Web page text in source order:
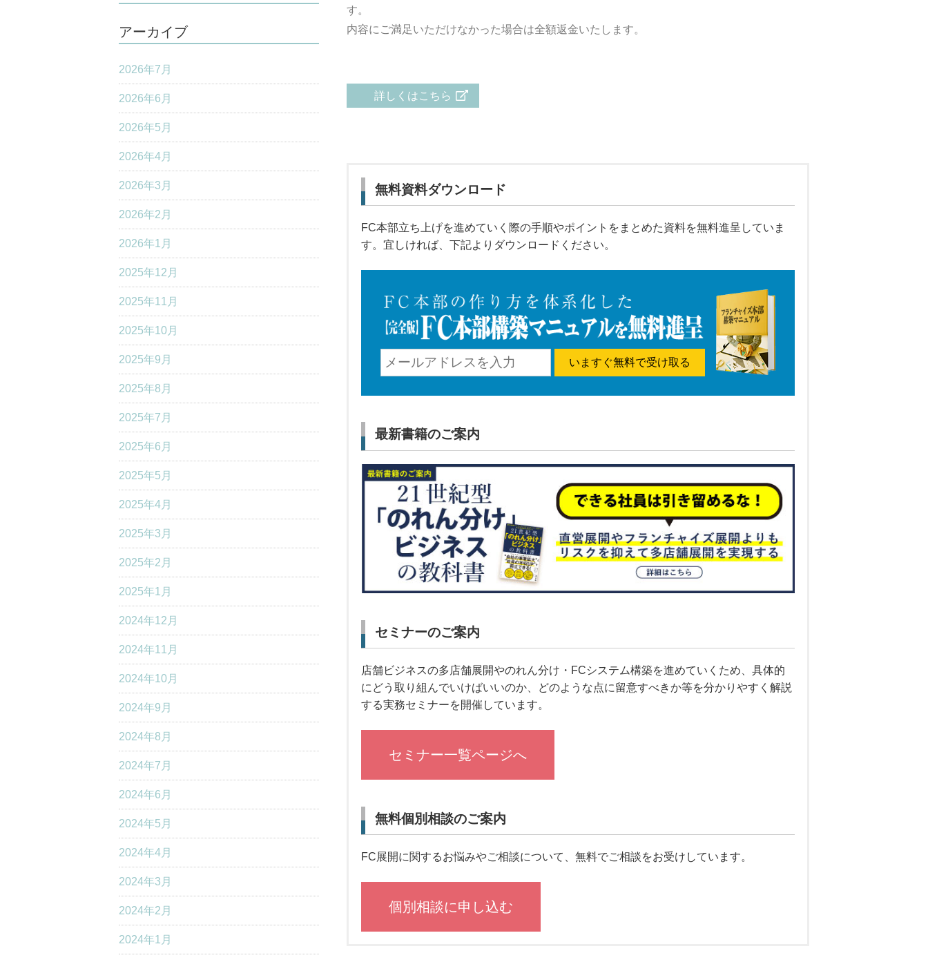
す。
内容にご満足いただけなかった場合は全額返金いたします。
詳しくはこちら
無料資料ダウンロード
FC本部立ち上げを進めていく際の手順やポイントをまとめた資料を無料進呈していま
す。宜しければ、下記よりダウンロードください。
いますぐ無料で受け取る
最新書籍のご案内
セミナーのご案内
店舗ビジネスの多店舗展開やのれん分け・FCシステム構築を進めていくため、具体的
にどう取り組んでいけばいいのか、どのような点に留意すべきか等を分かりやすく解説
する実務セミナーを開催しています。
セミナー一覧ページへ
無料個別相談のご案内
FC展開に関するお悩みやご相談について、無料でご相談をお受けしています。
個別相談に申し込む
アーカイブ
2026年7月
2026年6月
2026年5月
2026年4月
2026年3月
2026年2月
2026年1月
2025年12月
2025年11月
2025年10月
2025年9月
2025年8月
2025年7月
2025年6月
2025年5月
2025年4月
2025年3月
2025年2月
2025年1月
2024年12月
2024年11月
2024年10月
2024年9月
2024年8月
2024年7月
2024年6月
2024年5月
2024年4月
2024年3月
2024年2月
2024年1月